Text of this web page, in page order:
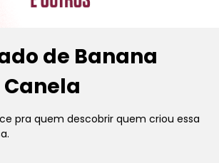
de Banana
pra quem descobrir quem criou essa